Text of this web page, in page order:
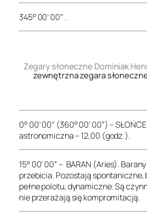
345° 00’ 00” .
Zegary słoneczne Dominiak
zewnętrzna zegara
0° 00’ 00” (360° 00’ 00”) –
astronomiczna – 12,00 (godz.).
15° 00’ 00” – BARAN (Aries).
przebicia. Pozostają spontaniczne,
pełne polotu, dynamiczne. Są
nie przerażają się kompromitacją.